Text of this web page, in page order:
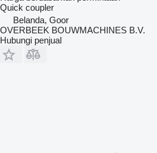
Quick coupler
Belanda, Goor
OVERBEEK BOUWMACHINES B.V.
Hubungi penjual